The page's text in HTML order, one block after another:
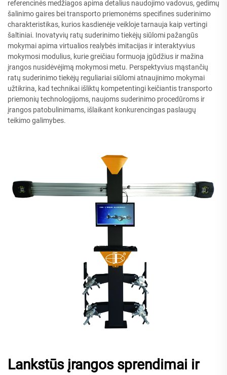
referencinės medžiagos apima detalius naudojimo vadovus, gedimų
šalinimo gaires bei transporto priemonėms specifines suderinimo
charakteristikas, kurios kasdienėje veikloje tarnauja kaip vertingi
šaltiniai. Inovatyvių ratų suderinimo tiekėjų siūlomi pažangūs
mokymai apima virtualios realybės imitacijas ir interaktyvius
mokymosi modulius, kurie greičiau formuoja įgūdžius ir mažina
įrangos nusidėvėjimą mokymosi metu. Perspektyvius mąstančių
ratų suderinimo tiekėjų reguliariai siūlomi atnaujinimo mokymai
užtikrina, kad technikai išliktų kompetentingi keičiantis transporto
priemonių technologijoms, naujoms suderinimo procedūroms ir
įrangos patobulinimams, išlaikant konkurencingas paslaugų
teikimo galimybes.
Lankstūs įrangos sprendimai ir